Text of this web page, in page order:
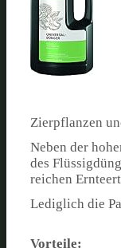
Zierpflanzen
Neben der
des
reichen
Lediglich die
Vorteile: